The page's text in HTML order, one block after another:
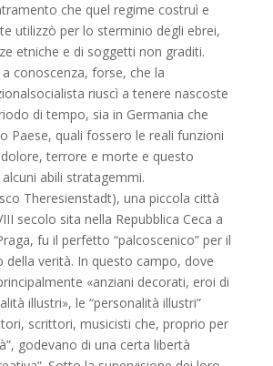
che quel regime costruì e
utilizzò per lo sterminio degli ebrei,
etniche e di soggetti non graditi.
conoscenza, forse, che la
riuscì a tenere nascoste
di tempo, sia in Germania che
Paese, quali fossero le reali funzioni
terrore e morte e questo
abili stratagemmi.
Theresienstadt), una piccola città
secolo sita nella Repubblica Ceca a
fu il perfetto “palcoscenico” per il
della verità. In questo campo, dove
«anziani decorati, eroi di
illustri», le “personalità illustri”
scrittori, musicisti che, proprio per
godevano di una certa libertà